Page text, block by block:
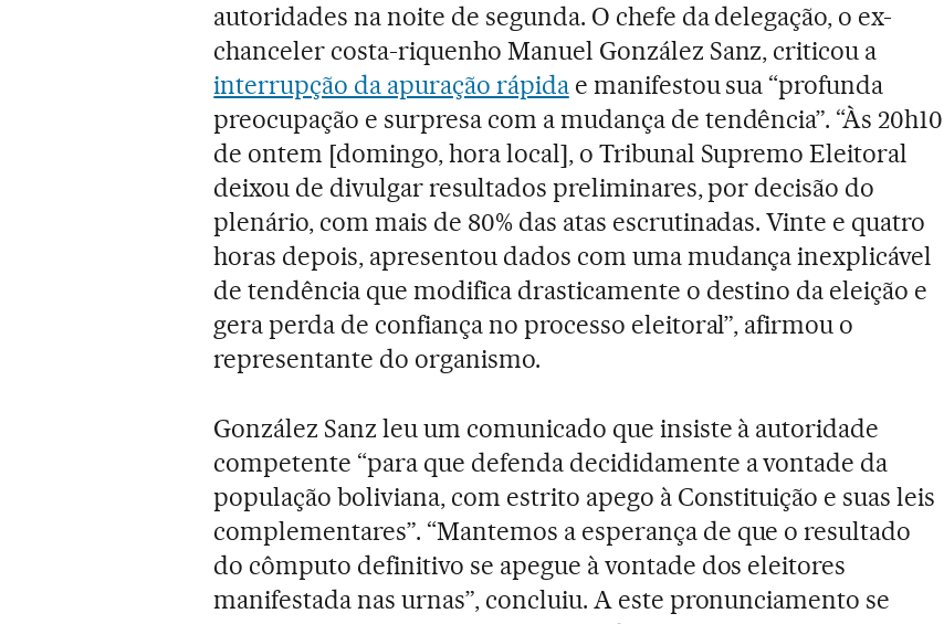
autoridades na noite de segunda. O chefe da delegação, o ex-
chanceler costa-riquenho Manuel González Sanz, criticou a
interrupção da apuração rápidae manifestou sua “profunda
preocupação e surpresa com a mudança de tendência”. “Às 20h10
de ontem [domingo, hora local], o Tribunal Supremo Eleitoral
deixou de divulgar resultados preliminares, por decisão do
plenário, com mais de 80% das atas escrutinadas. Vinte e quatro
horas depois, apresentou dados com uma mudança inexplicável
de tendência que modifica drasticamente o destino da eleição e
gera perda de confiança no processo eleitoral”, afirmou o
representante do organismo.
González Sanz leu um comunicado que insiste à autoridade
competente “para que defenda decididamente a vontade da
população boliviana, com estrito apego à Constituição e suas leis
complementares”. “Mantemos a esperança de que o resultado
do cômputo definitivo se apegue à vontade dos eleitores
manifestada nas urnas”, concluiu. A este pronunciamento se